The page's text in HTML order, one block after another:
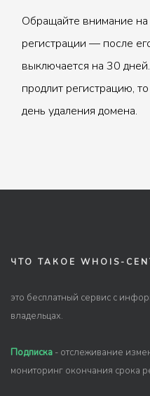
Обращайте внимание на
регистрации — после
выключается на 30
продлит регистрацию,
день удаления домена.
ЧТО ТАКОЕ WHOIS-
это бесплатный сервис с
владельцах.
Подписка - отслеживание
мониторинг окончания срока